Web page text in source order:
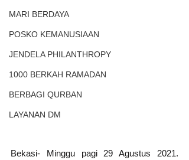
MARI BERDAYA
POSKO KEMANUSIAAN
JENDELA PHILANTHROPY
1000 BERKAH RAMADAN
BERBAGI QURBAN
LAYANAN DM
Bekasi- Minggu pagi 29 Agustus 2021.